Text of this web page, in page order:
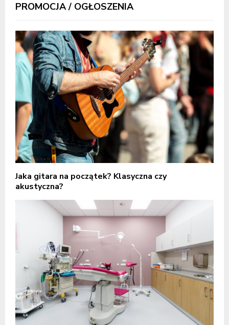
PROMOCJA / OGŁOSZENIA
Jaka gitara na początek? Klasyczna czy
akustyczna?